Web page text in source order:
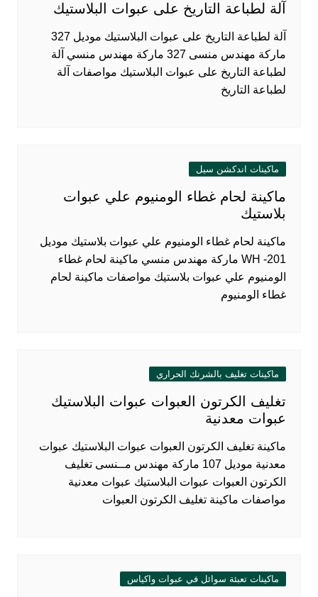
آلة لطباعة التاريخ على عبوات البلاستيك
آلة لطباعة التاريخ على عبوات البلاستيك موديل 327
ماركة مهندس منسى 327 ماركة مهندس منسي آلة
لطباعة التاريخ على عبوات البلاستيك مواصفات آلة
لطباعة التاريخ
ماكينات اندكشن سيل
ماكينة لحام غطاء الومنيوم علي عبوات
بلاستيك
ماكينة لحام غطاء الومنيوم علي عبوات بلاستيك موديل
201- WH ماركة مهندس منسي ماكينة لحام غطاء
الومنيوم علي عبوات بلاستيك مواصفات ماكينة لحام
غطاء الومنيوم
ماكينات تغليف بالشرنك الحراري
تغليف الكرتون العبوات عبوات البلاستيك
عبوات معدنية
ماكينة تغليف الكرتون العبوات عبوات البلاستيك عبوات
معدنية موديل 107 ماركة مهندس مــنسى تغليف
الكرتون العبوات عبوات البلاستيك عبوات معدنية
مواصفات ماكينة تغليف الكرتون العبوات
ماكينات تعبئة سوائل في عبوات واكياس